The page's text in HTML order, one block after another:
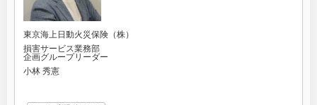
東京海上日動火災保険（株）
損害サービス業務部
企画グループリーダー
小林 秀憲